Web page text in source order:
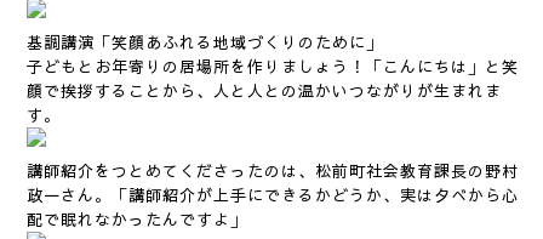
基調講演「笑顔あふれる地域づくりのために」
子どもとお年寄りの居場所を作りましょう！「こんにちは」と笑
顔で挨拶することから、人と人との温かいつながりが生まれま
す。
講師紹介をつとめてくださったのは、松前町社会教育課長の野村
政一さん。「講師紹介が上手にできるかどうか、実は夕べから心
配で眠れなかったんですよ」